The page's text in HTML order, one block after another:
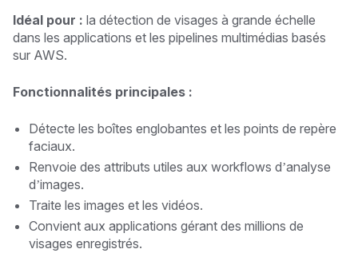
Idéal pour : la détection de visages à grande échelle
dans les applications et les pipelines multimédias basés
sur AWS.
Fonctionnalités principales :
Détecte les boîtes englobantes et les points de repère
faciaux.
Renvoie des attributs utiles aux workflows d’analyse
d’images.
Traite les images et les vidéos.
Convient aux applications gérant des millions de
visages enregistrés.